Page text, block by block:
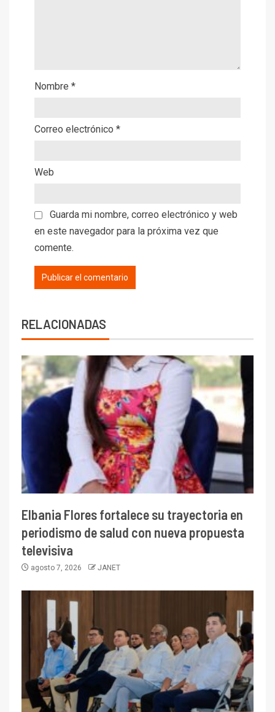
Nombre *
Correo electrónico *
Web
Guarda mi nombre, correo electrónico y web
en este navegador para la próxima vez que
comente.
RELACIONADAS
Elbania Flores fortalece su trayectoria en
periodismo de salud con nueva propuesta
televisiva
agosto 7, 2026 JANET